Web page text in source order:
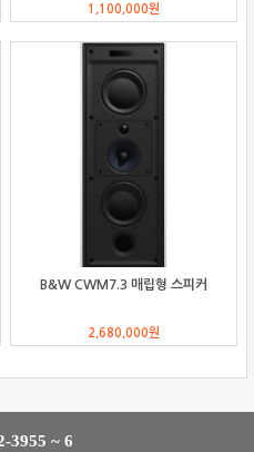
1,100,000원
B&W CWM7.3 매립형 스피커
2,680,000원
3955 ~ 6